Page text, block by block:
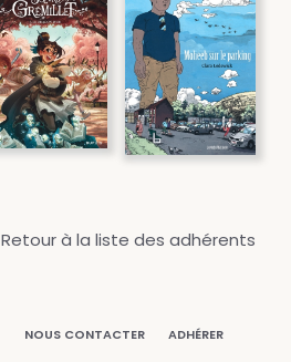
Retour à la liste des adhérents
NOUS CONTACTER ADHÉRER